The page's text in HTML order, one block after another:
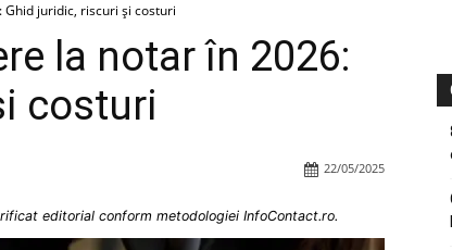
juridic, riscuri și costuri
la notar în 2026:
costuri
22/05/2025
editorial conform metodologiei InfoContact.ro.